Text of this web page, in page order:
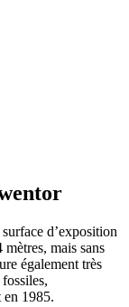
d’exposition
mètres, mais sans
également très
en 1985.